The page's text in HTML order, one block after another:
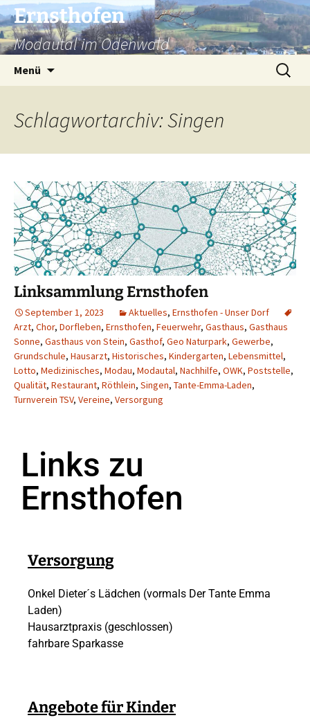
Ernsthofen
Modautal im Odenwald
Menü
Schlagwortarchiv: Singen
Linksammlung Ernsthofen
September 1, 2023 Aktuelles, Ernsthofen - Unser Dorf
Arzt, Chor, Dorfleben, Ernsthofen, Feuerwehr, Gasthaus, Gasthaus
Sonne, Gasthaus von Stein, Gasthof, Geo Naturpark, Gewerbe,
Grundschule, Hausarzt, Historisches, Kindergarten, Lebensmittel,
Lotto, Medizinisches, Modau, Modautal, Nachhilfe, OWK, Poststelle,
Qualität, Restaurant, Röthlein, Singen, Tante-Emma-Laden,
Turnverein TSV, Vereine, Versorgung
Links zu
Ernsthofen
Versorgung
Onkel Dieter´s Lädchen (vormals Der Tante Emma
Laden)
Hausarztpraxis (geschlossen)
fahrbare Sparkasse
Angebote für Kinder